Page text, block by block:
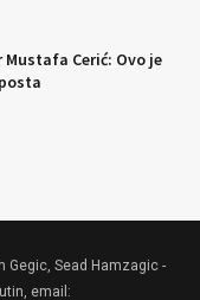
Cerić: Ovo je
Gegic, Sead Hamzagic -
email: